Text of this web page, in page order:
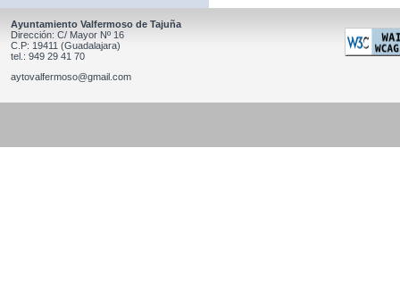
Ayuntamiento Valfermoso de Tajuña
Dirección: C/ Mayor Nº 16
C.P: 19411 (Guadalajara)
tel.: 949 29 41 70
aytovalfermoso@gmail.com